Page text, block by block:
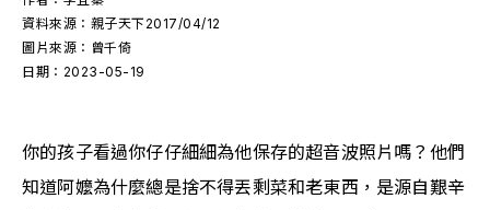
資料來源： 親子天下2017/04/12
圖片來源： 曾千倚
日期： 2023-05-19
你的孩子看過你仔仔細細為他保存的超音波照片嗎？他們
知道阿嬤為什麼總是捨不得丟剩菜和老東西，是源自艱辛